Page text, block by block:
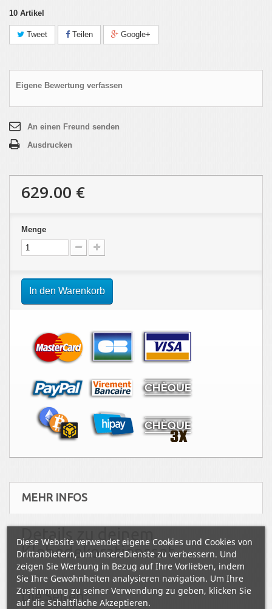
10 Artikel
Tweet Teilen Google+
Eigene Bewertung verfassen
An einen Freund senden
Ausdrucken
629.00 €
Menge
In den Warenkorb
MEHR INFOS
Details zu deinem
Klebedekorationsset
.
Die Seiten:
Diese Website verwendet eigene Cookies und Cookies von
Drittanbietern, um unsereDienste zu verbessern. Und
zeigen Sie Werbung in Bezug auf Ihre Vorlieben, indem
Sie Ihre Gewohnheiten analysieren navigation. Um Ihre
Zustimmung zu seiner Verwendung zu geben, klicken Sie
auf die Schaltfläche Akzeptieren.